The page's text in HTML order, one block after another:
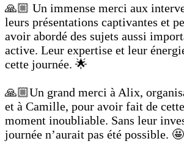
🙏🏼 Un immense merci aux
leurs présentations captivantes et
avoir abordé des sujets aussi
active. Leur expertise et leur
cette journée. 🌟
🙏🏼Un grand merci à Alix,
et à Camille, pour avoir fait de
moment inoubliable. Sans leur
journée n’aurait pas été possible. 🤩